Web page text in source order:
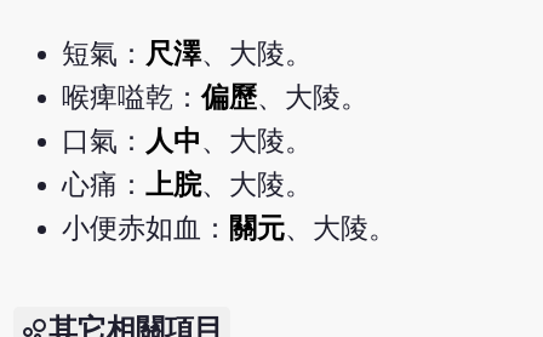
短氣： 尺澤、大陵。
喉痺嗌乾：偏歷、大陵。
口氣： 人中、大陵。
心痛：上脘、大陵。
小便赤如血： 關元、大陵。
其它相關項目